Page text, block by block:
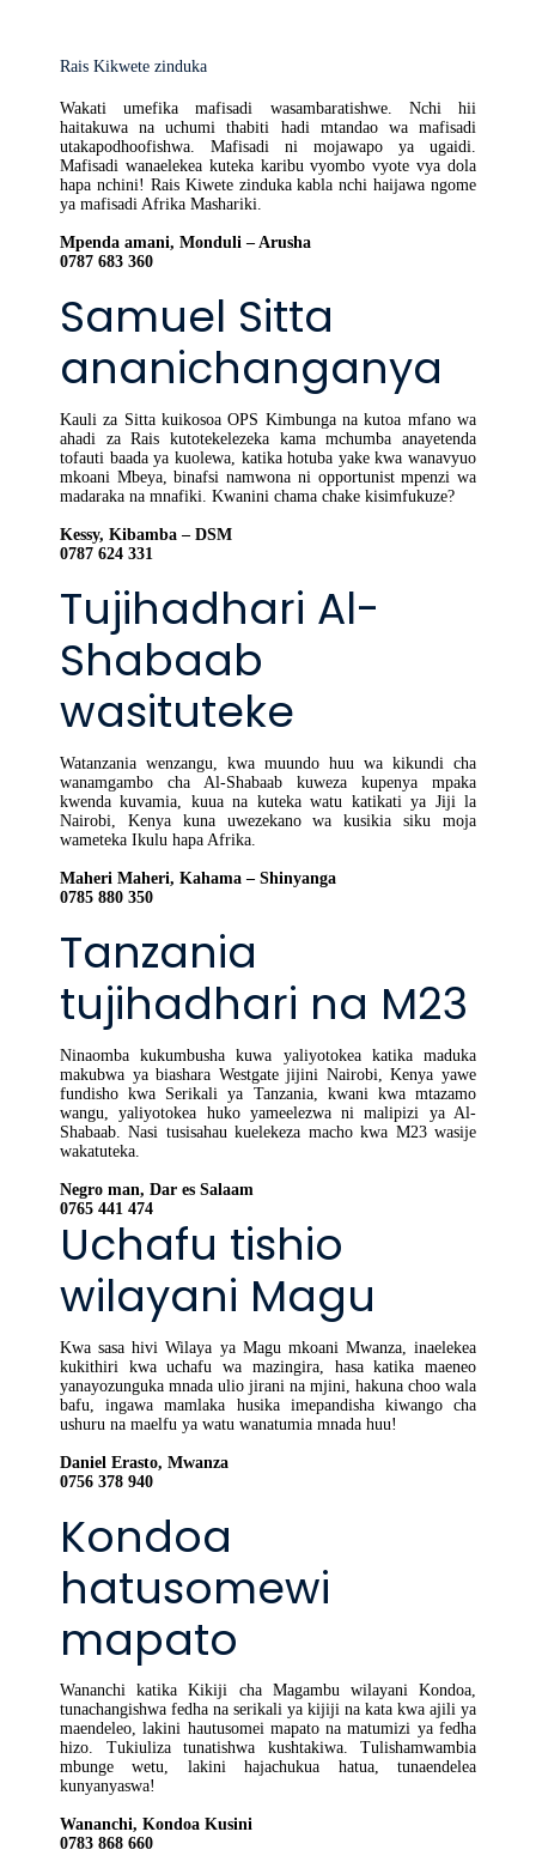
Rais Kikwete zinduka
Wakati umefika mafisadi wasambaratishwe. Nchi hii
haitakuwa na uchumi thabiti hadi mtandao wa mafisadi
utakapodhoofishwa. Mafisadi ni mojawapo ya ugaidi.
Mafisadi wanaelekea kuteka karibu vyombo vyote vya dola
hapa nchini! Rais Kiwete zinduka kabla nchi haijawa ngome
ya mafisadi Afrika Mashariki.
Mpenda amani, Monduli – Arusha
0787 683 360
Samuel Sitta
ananichanganya
Kauli za Sitta kuikosoa OPS Kimbunga na kutoa mfano wa
ahadi za Rais kutotekelezeka kama mchumba anayetenda
tofauti baada ya kuolewa, katika hotuba yake kwa wanavyuo
mkoani Mbeya, binafsi namwona ni opportunist mpenzi wa
madaraka na mnafiki. Kwanini chama chake kisimfukuze?
Kessy, Kibamba – DSM
0787 624 331
Tujihadhari Al-
Shabaab
wasituteke
Watanzania wenzangu, kwa muundo huu wa kikundi cha
wanamgambo cha Al-Shabaab kuweza kupenya mpaka
kwenda kuvamia, kuua na kuteka watu katikati ya Jiji la
Nairobi, Kenya kuna uwezekano wa kusikia siku moja
wameteka Ikulu hapa Afrika.
Maheri Maheri, Kahama – Shinyanga
0785 880 350
Tanzania
tujihadhari na M23
Ninaomba kukumbusha kuwa yaliyotokea katika maduka
makubwa ya biashara Westgate jijini Nairobi, Kenya yawe
fundisho kwa Serikali ya Tanzania, kwani kwa mtazamo
wangu, yaliyotokea huko yameelezwa ni malipizi ya Al-
Shabaab. Nasi tusisahau kuelekeza macho kwa M23 wasije
wakatuteka.
Negro man, Dar es Salaam
0765 441 474
Uchafu tishio
wilayani Magu
Kwa sasa hivi Wilaya ya Magu mkoani Mwanza, inaelekea
kukithiri kwa uchafu wa mazingira, hasa katika maeneo
yanayozunguka mnada ulio jirani na mjini, hakuna choo wala
bafu, ingawa mamlaka husika imepandisha kiwango cha
ushuru na maelfu ya watu wanatumia mnada huu!
Daniel Erasto, Mwanza
0756 378 940
Kondoa
hatusomewi
mapato
Wananchi katika Kikiji cha Magambu wilayani Kondoa,
tunachangishwa fedha na serikali ya kijiji na kata kwa ajili ya
maendeleo, lakini hautusomei mapato na matumizi ya fedha
hizo. Tukiuliza tunatishwa kushtakiwa. Tulishamwambia
mbunge wetu, lakini hajachukua hatua, tunaendelea
kunyanyaswa!
Wananchi, Kondoa Kusini
0783 868 660